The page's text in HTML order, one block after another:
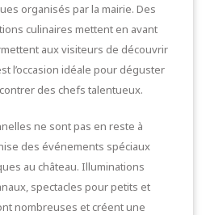
organisés par la mairie. Des
culinaires mettent en avant
aux visiteurs de découvrir
l’occasion idéale pour déguster
des chefs talentueux.
ne sont pas en reste à
des événements spéciaux
au château. Illuminations
spectacles pour petits et
nombreuses et créent une